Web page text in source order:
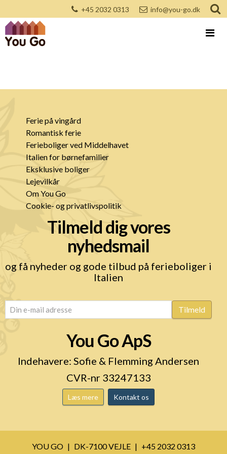
+45 2032 0313 info@you-go.dk
Ferie på vingård
Romantisk ferie
Ferieboliger ved Middelhavet
Italien for børnefamilier
Eksklusive boliger
Lejevilkår
Om You Go
Cookie- og privatlivspolitik
Tilmeld dig vores
nyhedsmail
og få nyheder og gode tilbud på ferieboliger i
Italien
email (Påkrævet) Tilmeld
You Go ApS
Indehavere: Sofie & Flemming Andersen
CVR-nr 33247133
Læs mere Kontakt os
YOU GO DK-7100 VEJLE
+45 2032 0313